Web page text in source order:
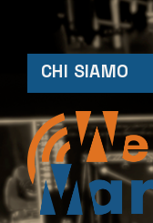
CHI SIAMO